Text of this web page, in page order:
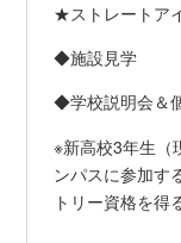
★ストレートア
◆施設見学
◆学校説明会＆
※新高校3年生（
ンパスに参加す
トリー資格を得